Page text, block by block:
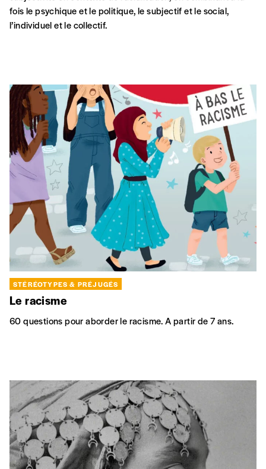
fois le psychique et le politique, le subjectif et le social,
l’individuel et le collectif.
STÉRÉOTYPES & PRÉJUGÉS
Le racisme
60 questions pour aborder le racisme. A partir de 7 ans.